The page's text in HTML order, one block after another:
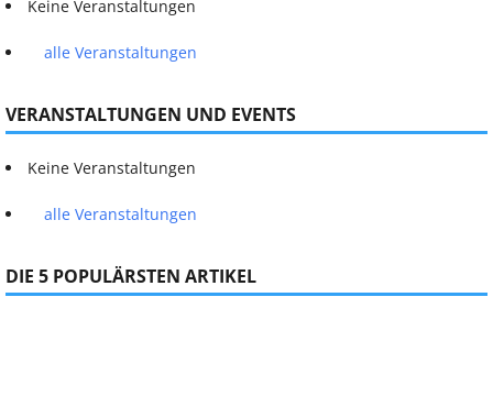
Keine Veranstaltungen
alle Veranstaltungen
VERANSTALTUNGEN UND EVENTS
Keine Veranstaltungen
alle Veranstaltungen
DIE 5 POPULÄRSTEN ARTIKEL